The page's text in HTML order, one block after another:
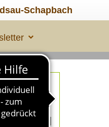
Schapbach